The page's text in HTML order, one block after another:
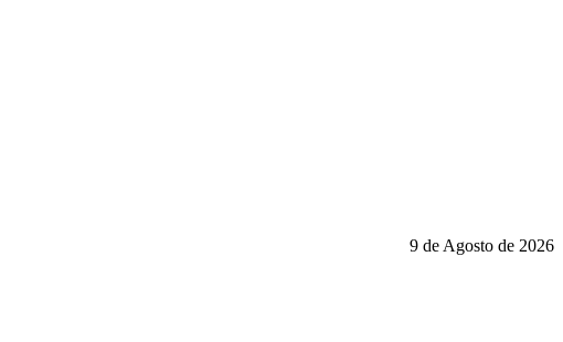
9 de Agosto de 2026